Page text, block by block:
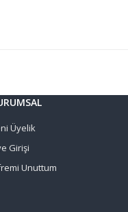
Üyelik
Girişi
Unuttum